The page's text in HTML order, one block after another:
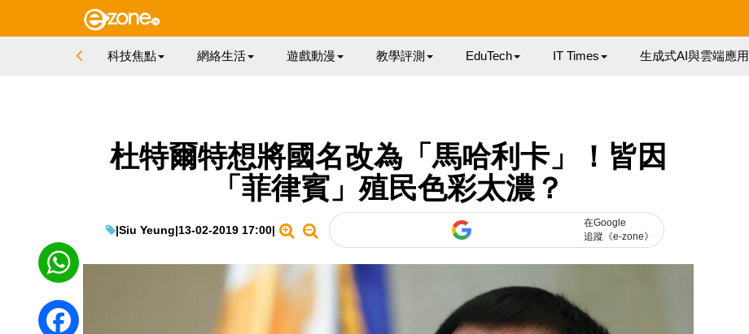
科技焦點 網絡生活 遊戲動漫 教學評測 EduTech IT Times 生成式AI與雲端應用
杜特爾特想將國名改為「馬哈利卡」！皆因
「菲律賓」殖民色彩太濃？
|Siu Yeung|13-02-2019 17:00|
在Google
追蹤《e-zone》
WhatsApp